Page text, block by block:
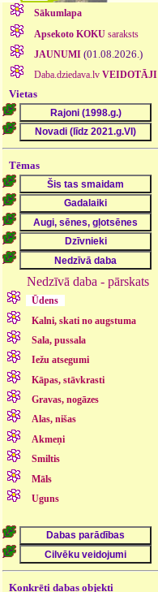
Sākumlapa
Apsekoto KOKUsaraksts
JAUNUMI (01.08.2026.)
Daba.dziedava.lv VEIDOTĀJI
Vietas
Tēmas
Nedzīvā daba - pārskats
Ūdens
Kalni, skati no augstuma
Sala, pussala
Iežu atsegumi
Kāpas, stāvkrasti
Gravas, nogāzes
Alas, nišas
Akmeņi
Smiltis
Māls
Uguns
Konkrēti dabas objekti